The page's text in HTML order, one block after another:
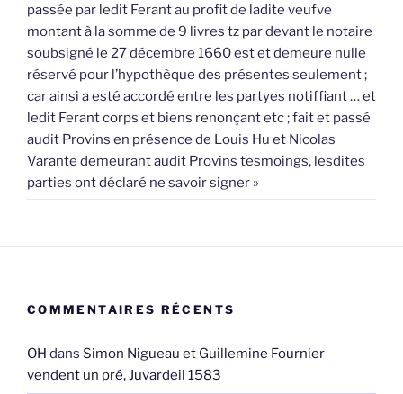
passée par ledit Ferant au profit de ladite veufve
montant à la somme de 9 livres tz par devant le notaire
soubsigné le 27 décembre 1660 est et demeure nulle
réservé pour l’hypothèque des présentes seulement ;
car ainsi a esté accordé entre les partyes notiffiant … et
ledit Ferant corps et biens renonçant etc ; fait et passé
audit Provins en présence de Louis Hu et Nicolas
Varante demeurant audit Provins tesmoings, lesdites
parties ont déclaré ne savoir signer »
COMMENTAIRES RÉCENTS
OH dans Simon Nigueau et Guillemine Fournier
vendent un pré, Juvardeil 1583